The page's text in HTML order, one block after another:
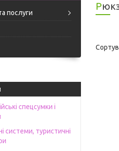
послуги
спецсумки і
системи, туристичні